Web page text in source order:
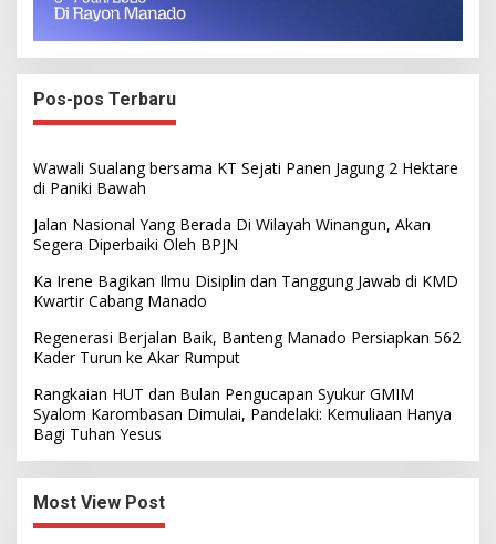
Pos-pos Terbaru
Wawali Sualang bersama KT Sejati Panen Jagung 2 Hektare
di Paniki Bawah
Jalan Nasional Yang Berada Di Wilayah Winangun, Akan
Segera Diperbaiki Oleh BPJN
Ka Irene Bagikan Ilmu Disiplin dan Tanggung Jawab di KMD
Kwartir Cabang Manado
Regenerasi Berjalan Baik, Banteng Manado Persiapkan 562
Kader Turun ke Akar Rumput
Rangkaian HUT dan Bulan Pengucapan Syukur GMIM
Syalom Karombasan Dimulai, Pandelaki: Kemuliaan Hanya
Bagi Tuhan Yesus
Most View Post